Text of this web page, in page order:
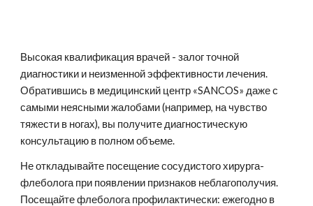
Высокая квалификация врачей - залог точной
диагностики и неизменной эффективности лечения.
Обратившись в медицинский центр «SANCOS» даже с
самыми неясными жалобами (например, на чувство
тяжести в ногах), вы получите диагностическую
консультацию в полном объеме.
Не откладывайте посещение сосудистого хирурга-
флеболога при появлении признаков неблагополучия.
Посещайте флеболога профилактически: ежегодно в